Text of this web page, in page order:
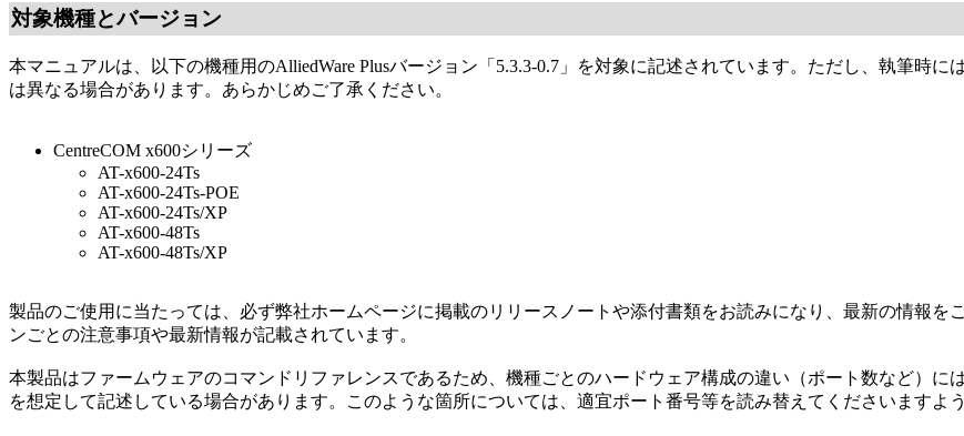
対象機種とバージョン
本マニュアルは、以下の機種用のAlliedWare Plusバージョン「5.3.3-0.7」を対象に記述されています。ただし、執筆時
は異なる場合があります。あらかじめご了承ください。
CentreCOM x600シリーズ
AT-x600-24Ts
AT-x600-24Ts-POE
AT-x600-24Ts/XP
AT-x600-48Ts
AT-x600-48Ts/XP
製品のご使用に当たっては、必ず弊社ホームページに掲載のリリースノートや添付書類をお読みになり、最新の情報を
ンごとの注意事項や最新情報が記載されています。
本製品はファームウェアのコマンドリファレンスであるため、機種ごとのハードウェア構成の違い（ポート数など）
を想定して記述している場合があります。このような箇所については、適宜ポート番号等を読み替えてくださいますよ